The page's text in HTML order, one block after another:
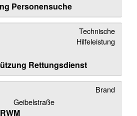
Personensuche
Technische
Hilfeleistung
Rettungsdienst
Brand
Geibelstraße